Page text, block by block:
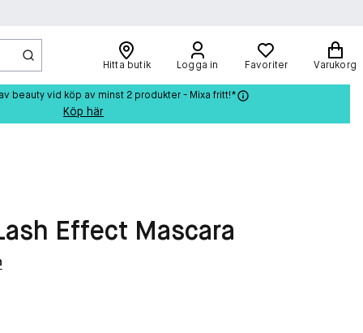
Hitta butik Logga in Favoriter Varukorg
beauty vid köp av minst 2 produkter - Mixa fritt!*
Köp här
Effect Mascara